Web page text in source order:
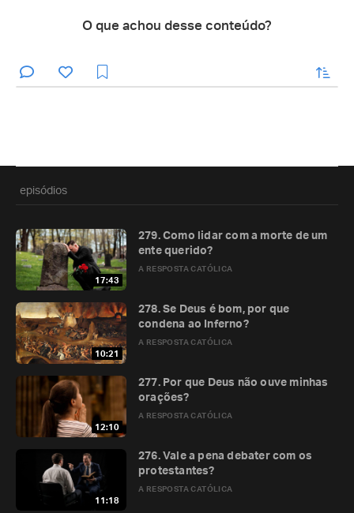
O que achou desse conteúdo?
enviar
episódios
17:43
A RESPOSTA CATÓLICA
279. Como lidar com a morte de um
ente querido?
10:21
A RESPOSTA CATÓLICA
278. Se Deus é bom, por que
condena ao Inferno?
12:10
A RESPOSTA CATÓLICA
277. Por que Deus não ouve minhas
orações?
11:18
A RESPOSTA CATÓLICA
276. Vale a pena debater com os
protestantes?